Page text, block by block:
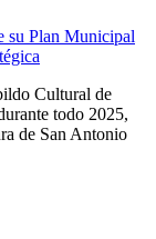
Cultural de
todo 2025,
de San Antonio